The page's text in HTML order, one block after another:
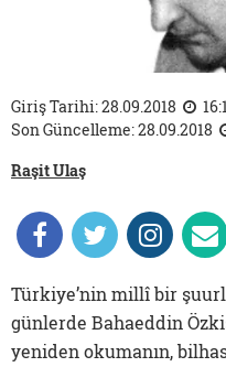
Giriş Tarihi: 28.09.2018
Son Güncelleme: 28.09.2018
Raşit Ulaş
Türkiye’nin millî bir
günlerde Bahaeddin
yeniden okumanın,